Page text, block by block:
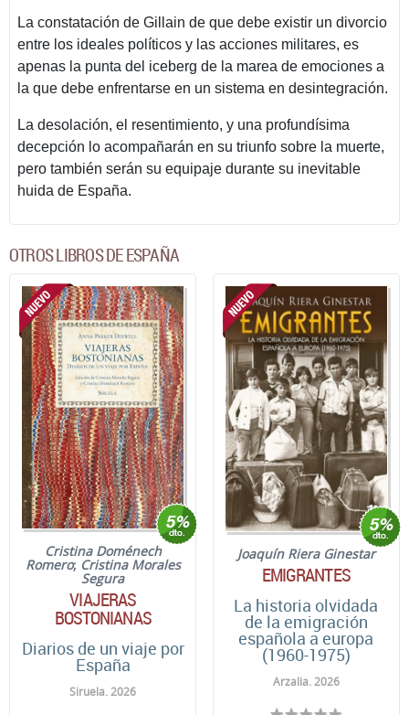
La constatación de Gillain de que debe existir un divorcio
entre los ideales políticos y las acciones militares, es
apenas la punta del iceberg de la marea de emociones a
la que debe enfrentarse en un sistema en desintegración.
La desolación, el resentimiento, y una profundísima
decepción lo acompañarán en su triunfo sobre la muerte,
pero también serán su equipaje durante su inevitable
huida de España.
OTROS LIBROS DE ESPAÑA
Cristina Doménech
Romero; Cristina Morales
Segura
VIAJERAS
BOSTONIANAS
Diarios de un viaje por
España
Siruela. 2026
Joaquín Riera Ginestar
EMIGRANTES
La historia olvidada
de la emigración
española a europa
(1960-1975)
Arzalia. 2026